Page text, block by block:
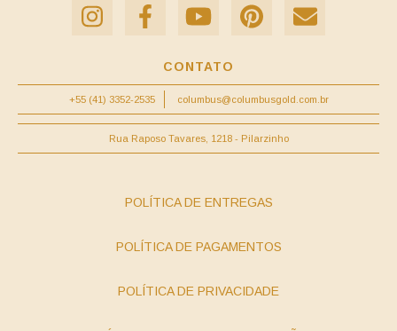
CONTATO
+55 (41) 3352-2535 columbus@columbusgold.com.br
Rua Raposo Tavares, 1218 - Pilarzinho
POLÍTICA DE ENTREGAS
POLÍTICA DE PAGAMENTOS
POLÍTICA DE PRIVACIDADE